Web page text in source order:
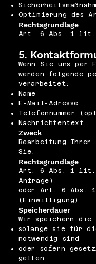
Optimierung des
Rechtsgrundlage
Art. 6 Abs. 1 lit. f
5.
Wenn Sie uns per
werden folgende
verarbeitet:
Name
E-Mail-Adresse
Telefonnummer
Nachrichtentext
Zweck
Bearbeitung Ihrer
Sie.
Rechtsgrundlage
Art. 6 Abs. 1 lit.
Anfrage)
oder Art. 6 Abs.
(Einwilligung)
Speicherdauer
Wir speichern die
solange sie für
notwendig sind
oder sofern
gelten